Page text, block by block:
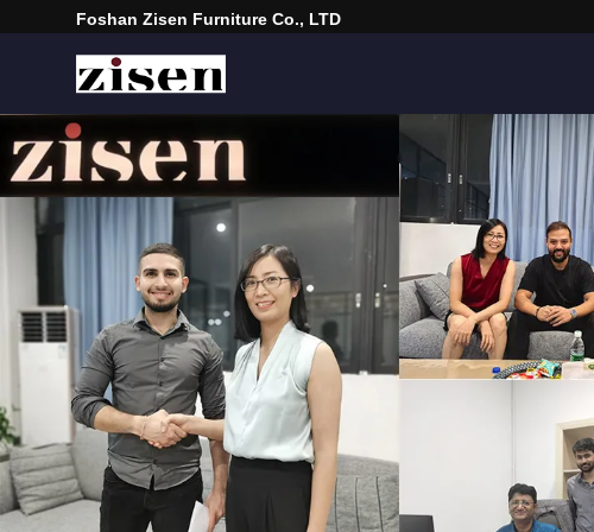
Foshan Zisen Furniture Co., LTD